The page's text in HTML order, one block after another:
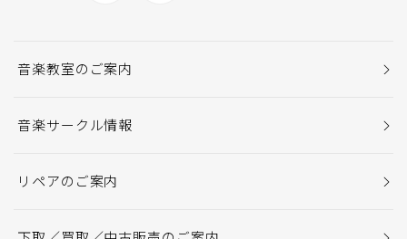
音楽教室のご案内
音楽サークル情報
リペアのご案内